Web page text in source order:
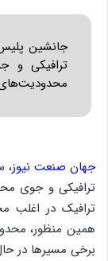
جانشین
ترافیکی و
محدودیت‌های
جهان صنعت نیوز،
ترافیکی و جوی
ترافیک در اغلب
همین منظور،
برخی مسیرها در